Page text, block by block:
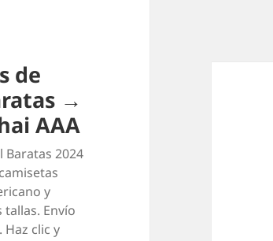
de
→
AAA
Baratas 2024
y
Envío
Haz clic y